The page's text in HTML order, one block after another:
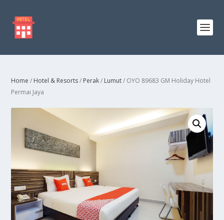
Home / Hotel & Resorts/ Perak/ Lumut/ OYO 89683 GM Holiday Hotel
Permai Jaya